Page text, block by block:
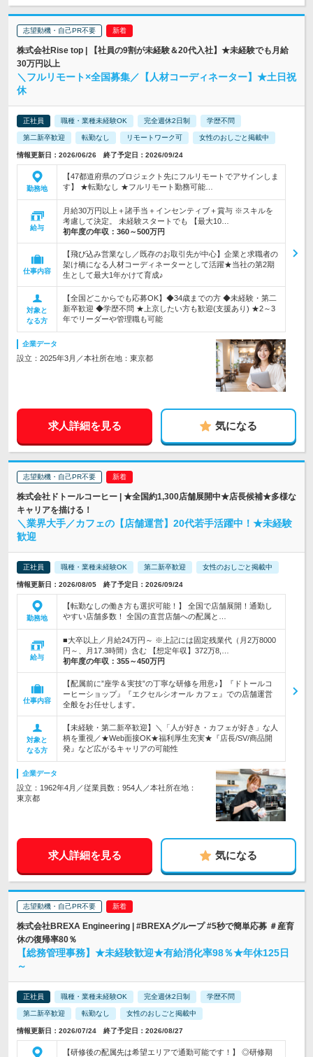
志望動機・自己PR不要
株式会社Rise top | 【社員の9割が未経験＆20代入社】★未経験でも月給
30万円以上
＼フルリモート×全国募集／【人材コーディネーター】★土日祝
休
正社員 職種・業種未経験OK 完全週休2日制 学歴不問
第二新卒歓迎 転勤なし リモートワーク可 女性のおしごと掲載中
情報更新日：2026/06/26 終了予定日：2026/09/24
勤務地
【47都道府県のプロジェクト先にフルリモートでアサインしま
す】 ★転勤なし ★フルリモート勤務可能…
給与
月給30万円以上＋諸手当＋インセンティブ＋賞与 ※スキルを
考慮して決定。 未経験スタートでも 【最大10…
初年度の年収： 360～500万円
仕事内容
【飛び込み営業なし／既存のお取引先が中心】企業と求職者の
架け橋になる人材コーディネーターとして活躍★当社の第2期
生として最大1年かけて育成♪
対象と
なる方
【全国どこからでも応募OK】◆34歳までの方 ◆未経験・第二
新卒歓迎 ◆学歴不問 ★上京したい方も歓迎(支援あり) ★2～3
年でリーダーや管理職も可能
企業データ
設立：2025年3月／本社所在地：東京都
求人詳細を見る 気になる
志望動機・自己PR不要
株式会社ドトールコーヒー | ★全国約1,300店舗展開中★店長候補★多様な
キャリアを描ける！
＼業界大手／カフェの【店舗運営】20代若手活躍中！★未経験
歓迎
正社員 職種・業種未経験OK 第二新卒歓迎 女性のおしごと掲載中
情報更新日：2026/08/05 終了予定日：2026/09/24
勤務地
【転勤なしの働き方も選択可能！】 全国で店舗展開！通勤し
やすい店舗多数！ 全国の直営店舗への配属と…
給与
■大卒以上／月給24万円～ ※上記には固定残業代（月2万8000
円～、月17.3時間）含む 【想定年収】372万8,…
初年度の年収： 355～450万円
仕事内容
【配属前に”座学＆実技”の丁寧な研修を用意♪】『ドトールコ
ーヒーショップ』『エクセルシオール カフェ』での店舗運営
全般をお任せします。
対象と
なる方
【未経験・第二新卒歓迎】＼「人が好き・カフェが好き」な人
柄を重視／★Web面接OK★福利厚生充実★『店長/SV/商品開
発』など広がるキャリアの可能性
企業データ
設立：1962年4月／従業員数：954人／本社所在地：
東京都
求人詳細を見る 気になる
志望動機・自己PR不要
株式会社BREXA Engineering | #BREXAグループ #5秒で簡単応募 ＃産育
休の復帰率80％
【総務管理事務】★未経験歓迎★有給消化率98％★年休125日
～
正社員 職種・業種未経験OK 完全週休2日制 学歴不問
第二新卒歓迎 転勤なし 女性のおしごと掲載中
情報更新日：2026/07/24 終了予定日：2026/08/27
【研修後の配属先は希望エリアで通勤可能です！】 ◎研修期